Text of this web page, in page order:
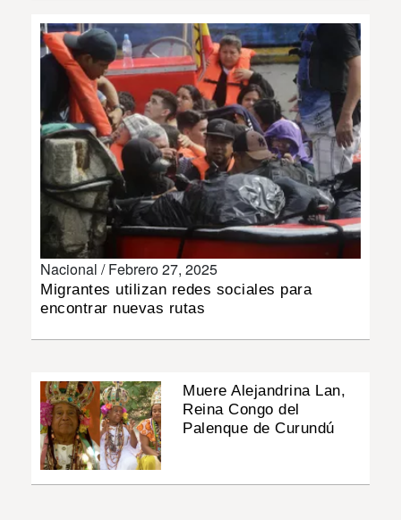
INSÓLITAS
MULTIMEDIA
IMPRESO
Nacional /Febrero 27, 2025
Migrantes utilizan redes sociales para
encontrar nuevas rutas
Muere Alejandrina Lan,
Reina Congo del
Palenque de Curundú